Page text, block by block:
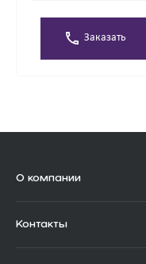
Заказать
О компании
Контакты